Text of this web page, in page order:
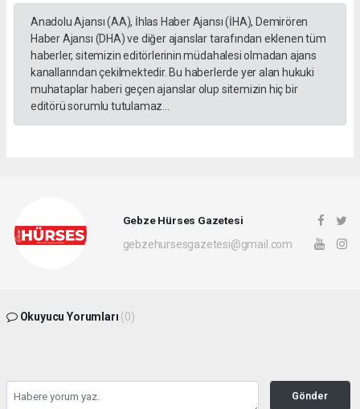
Anadolu Ajansı (AA), İhlas Haber Ajansı (İHA), Demirören
Haber Ajansı (DHA) ve diğer ajanslar tarafından eklenen tüm
haberler, sitemizin editörlerinin müdahalesi olmadan ajans
kanallarından çekilmektedir. Bu haberlerde yer alan hukuki
muhataplar haberi geçen ajanslar olup sitemizin hiç bir
editörü sorumlu tutulamaz...
Gebze Hürses Gazetesi
gebzehursesgazetesi@gmail.com
Okuyucu Yorumları (0)
Gönder